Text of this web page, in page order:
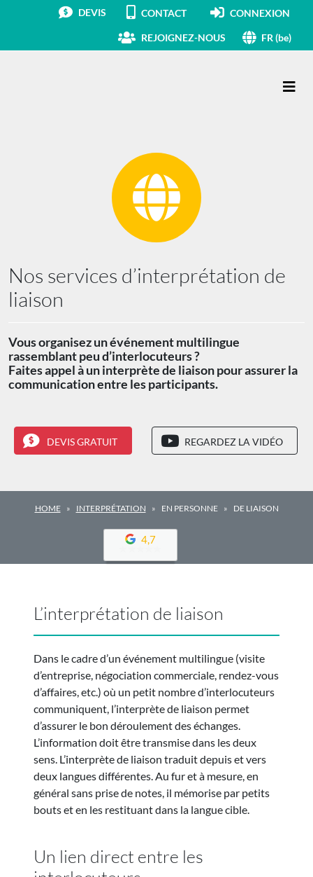
DEVIS CONTACT CONNEXION
REJOIGNEZ-NOUS FR (be)
Nos services d’interprétation de
liaison
Vous organisez un événement multilingue
rassemblant peu d’interlocuteurs ?
Faites appel à un interprète de liaison pour assurer la
communication entre les participants.
DEVIS GRATUIT REGARDEZ LA VIDÉO
HOME INTERPRÉTATION EN PERSONNE DE LIAISON
4,7
L’interprétation de liaison
Dans le cadre d’un événement multilingue (visite
d’entreprise, négociation commerciale, rendez-vous
d’affaires, etc.) où un petit nombre d’interlocuteurs
communiquent, l’interprète de liaison permet
d’assurer le bon déroulement des échanges.
L’information doit être transmise dans les deux
sens. L’interprète de liaison traduit depuis et vers
deux langues différentes. Au fur et à mesure, en
général sans prise de notes, il mémorise par petits
bouts et en les restituant dans la langue cible.
Un lien direct entre les